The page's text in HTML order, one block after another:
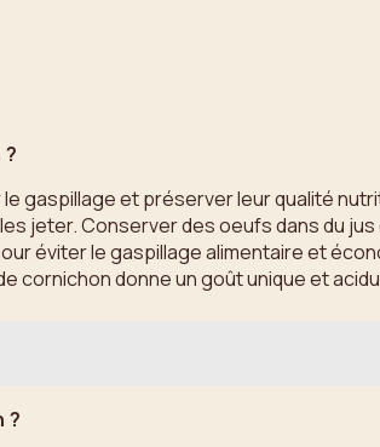
gaspillage et préserver leur qualité
jeter. Conserver des oeufs dans du
éviter le gaspillage alimentaire et
cornichon donne un goût unique et
?